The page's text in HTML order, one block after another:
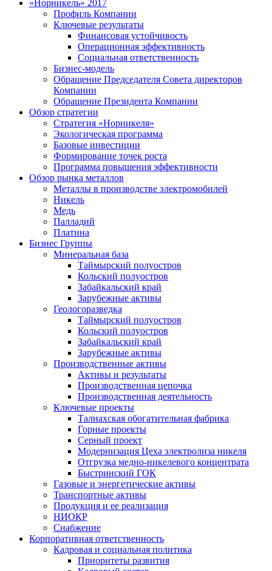
«Норникель» 2017
Профиль Компании
Ключевые результаты
Финансовая устойчивость
Операционная эффективность
Социальная ответственность
Бизнес-модель
Обращение Председателя Совета директоров
Компании
Обращение Президента Компании
Обзор стратегии
Стратегия «Норникеля»
Экологическая программа
Базовые инвестиции
Формирование точек роста
Программа повышения эффективности
Обзор рынка металлов
Металлы в производстве электромобилей
Никель
Медь
Палладий
Платина
Бизнес Группы
Минеральная база
Таймырский полуостров
Кольский полуостров
Забайкальский край
Зарубежные активы
Геологоразведка
Таймырский полуостров
Кольский полуостров
Забайкальский край
Зарубежные активы
Производственные активы
Активы и результаты
Производственная цепочка
Производственная деятельность
Ключевые проекты
Талнахская обогатительная фабрика
Горные проекты
Серный проект
Модернизация Цеха электролиза никеля
Отгрузка медно-никелевого концентрата
Быстринский ГОК
Газовые и энергетические активы
Транспортные активы
Продукция и ее реализация
НИОКР
Снабжение
Корпоративная ответственность
Кадровая и социальная политика
Приоритеты развития